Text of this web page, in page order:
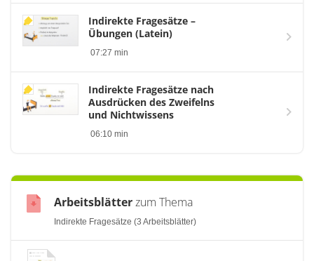
Indirekte Fragesätze –
Übungen (Latein)
07:27 min
Indirekte Fragesätze nach
Ausdrücken des Zweifelns
und Nichtwissens
06:10 min
Arbeitsblätterzum Thema
Indirekte Fragesätze (3 Arbeitsblätter)